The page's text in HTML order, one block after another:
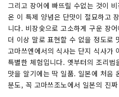
그리고 장어에 빠뜨릴 수없는 것이
온 이 특제 양념은 단맛이 절묘하고
니다. 비장숯으로 고소하게 구운 장
더 이상 말로 표현할 수 없을 정도로
고마쓰엔에서의 식사는 단지 식사가
특별한 체험입니다. 옛부터의 조리법
맛을 알기에는 딱 일품. 일본에 처음
분도, 꼭 고마쓰조노에서 일본의 진